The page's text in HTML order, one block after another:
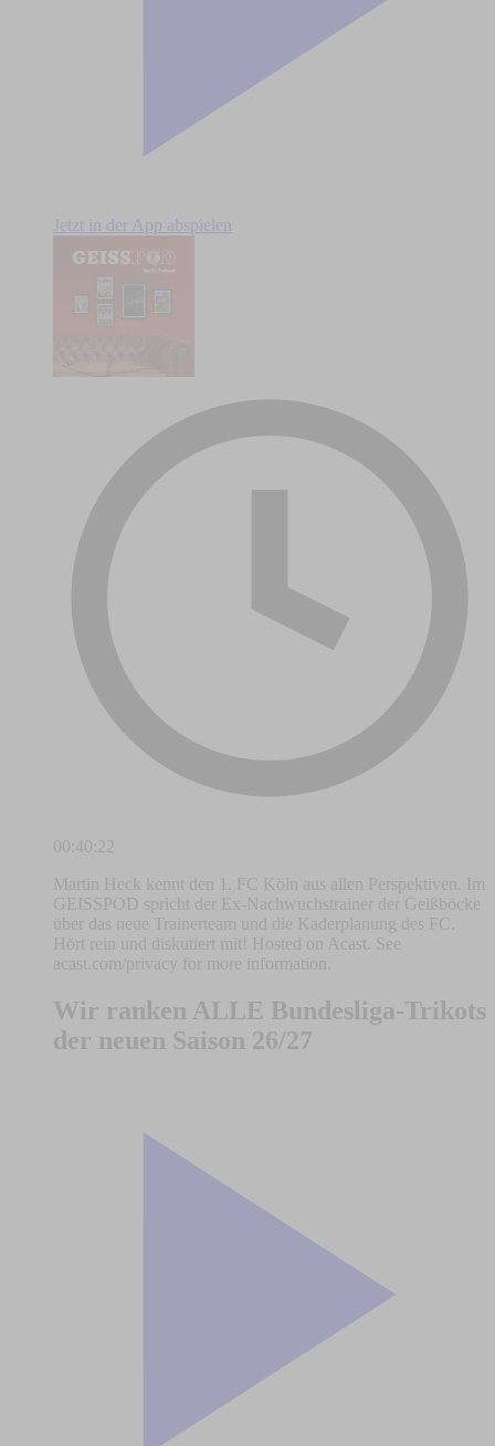
Jetzt in der App abspielen
00:40:22
Martin Heck kennt den 1. FC Köln aus allen Perspektiven. Im
GEISSPOD spricht der Ex-Nachwuchstrainer der Geißböcke
über das neue Trainerteam und die Kaderplanung des FC.
Hört rein und diskutiert mit! Hosted on Acast. See
acast.com/privacy for more information.
Wir ranken ALLE Bundesliga-Trikots
der neuen Saison 26/27